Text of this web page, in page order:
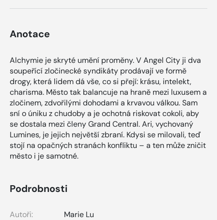
Anotace
Alchymie je skryté umění proměny. V Angel City ji dva
soupeřící zločinecké syndikáty prodávají ve formě
drogy, která lidem dá vše, co si přejí: krásu, intelekt,
charisma. Město tak balancuje na hraně mezi luxusem a
zločinem, zdvořilými dohodami a krvavou válkou. Sam
sní o úniku z chudoby a je ochotná riskovat cokoli, aby
se dostala mezi členy Grand Central. Ari, vychovaný
Lumines, je jejich největší zbraní. Kdysi se milovali, teď
stojí na opačných stranách konfliktu – a ten může zničit
město i je samotné.
Podrobnosti
Autoři:
Marie Lu